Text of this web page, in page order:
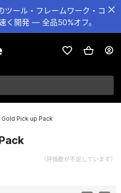
ツール・フレームワーク・コ
く開発 — 全品50%オフ。
Gold Pick up Pack
（評価数が不足しています）